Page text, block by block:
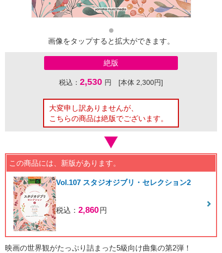
画像をタップすると拡大ができます。
絶版
税込： 2,530 円 [本体 2,300円]
大変申し訳ありませんが、
こちらの商品は絶版でございます。
この商品には、新版があります。
Vol.107 スタジオジブリ・セレクション2
税込： 2,860円
映画の世界観がたっぷり詰まった5級向け曲集の第2弾！